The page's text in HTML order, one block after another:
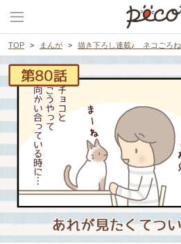
TOP まんが 描き下ろし連載♪ ネコごろね